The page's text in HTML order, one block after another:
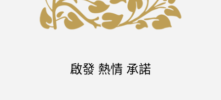
啟發 熱情 承諾